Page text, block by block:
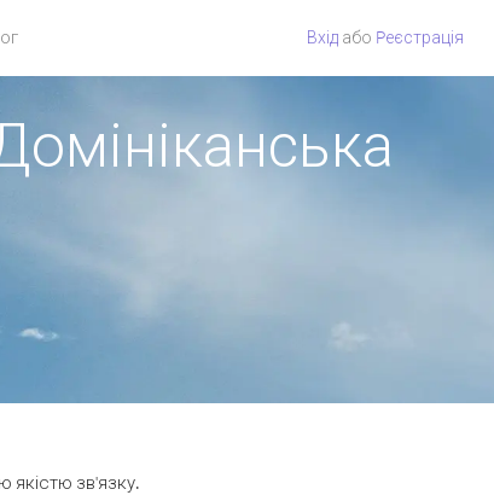
Вхід або Pеєстрація
якістю зв'язку.